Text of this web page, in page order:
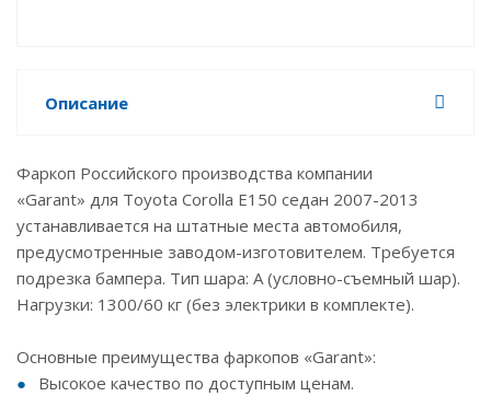
Описание
Фаркоп Российского производства компании
«Garant» для Toyota Corolla E150 седан 2007-2013
устанавливается на штатные места автомобиля,
предусмотренные заводом-изготовителем. Требуется
подрезка бампера. Тип шара: А (условно-съемный шар).
Нагрузки: 1300/60 кг (без электрики в комплекте).
Основные преимущества фаркопов «Garant»:
Высокое качество по доступным ценам.